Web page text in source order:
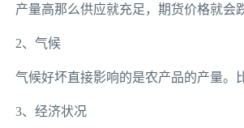
产量高那么供应就充足，期货价格就会
2、气候
气候好坏直接影响的是农产品的产量。
3、经济状况